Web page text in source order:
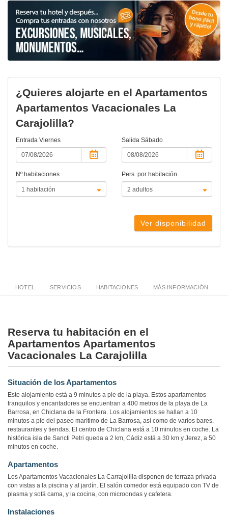
¿Quieres alojarte en el Apartamentos
Apartamentos Vacacionales La
Carajolilla?
Entrada Viernes Salida Sábado
Nº habitaciones Pers. por habitación
Ver disponibilidad
HOTEL SERVICIOS HABITACIONES MÁS INFORMACIÓN
Reserva tu habitación en el
Apartamentos Apartamentos
Vacacionales La Carajolilla
Situación de los Apartamentos
Este alojamiento está a 9 minutos a pie de la playa. Estos apartamentos
tranquilos y encantadores se encuentran a 400 metros de la playa de La
Barrosa, en Chiclana de la Frontera. Los alojamientos se hallan a 10
minutos a pie del paseo marítimo de La Barrosa, así como de varios bares,
restaurantes y tiendas. El centro de Chiclana está a 10 minutos en coche. La
histórica isla de Sancti Petri queda a 2 km, Cádiz está a 30 km y Jerez, a 50
minutos en coche.
Apartamentos
Los Apartamentos Vacacionales La Carrajolilla disponen de terraza privada
con vistas a la piscina y al jardín. El salón comedor está equipado con TV de
plasma y sofá cama, y la ​​cocina, con microondas y cafetera.
Instalaciones